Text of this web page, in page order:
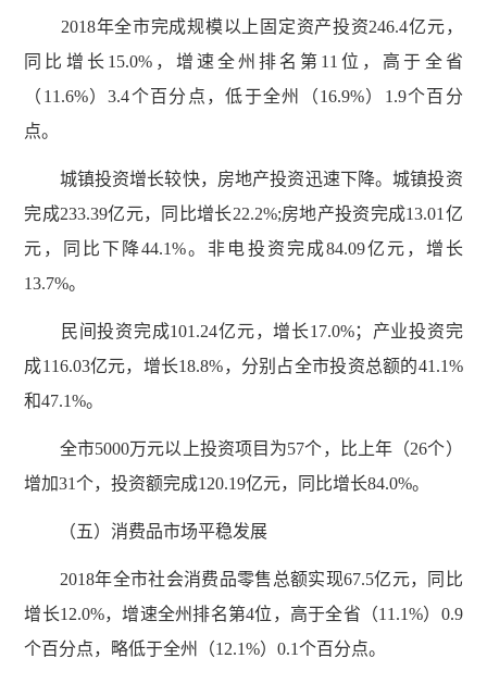
2018年全市完成规模以上固定资产投资246.4亿元，
同比增长15.0%，增速全州排名第11位，高于全省
（11.6%）3.4个百分点，低于全州（16.9%）1.9个百分
点。
城镇投资增长较快，房地产投资迅速下降。城镇投资
完成233.39亿元，同比增长22.2%;房地产投资完成13.01亿
元，同比下降44.1%。非电投资完成84.09亿元，增长
13.7%。
民间投资完成101.24亿元，增长17.0%；产业投资完
成116.03亿元，增长18.8%，分别占全市投资总额的41.1%
和47.1%。
全市5000万元以上投资项目为57个，比上年（26个）
增加31个，投资额完成120.19亿元，同比增长84.0%。
（五）消费品市场平稳发展
2018年全市社会消费品零售总额实现67.5亿元，同比
增长12.0%，增速全州排名第4位，高于全省（11.1%）0.9
个百分点，略低于全州（12.1%）0.1个百分点。